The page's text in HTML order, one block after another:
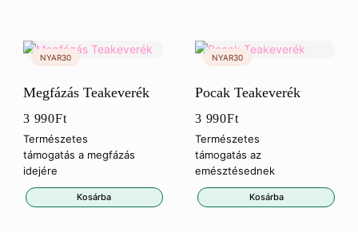
Megfázás Teakeverék
3 990Ft
Természetes
támogatás a megfázás
idejére
Kosárba
Pocak Teakeverék
3 990Ft
Természetes
támogatás az
emésztésednek
Kosárba